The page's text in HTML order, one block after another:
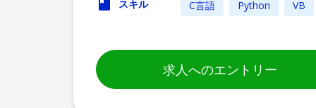
スキル C言語 Python VB
求人へのエントリー